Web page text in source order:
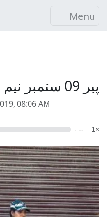
Menu
پیر 09 ستمبر نیم روز ریڈیو پروگرام
08:06 AM
- -- 1×